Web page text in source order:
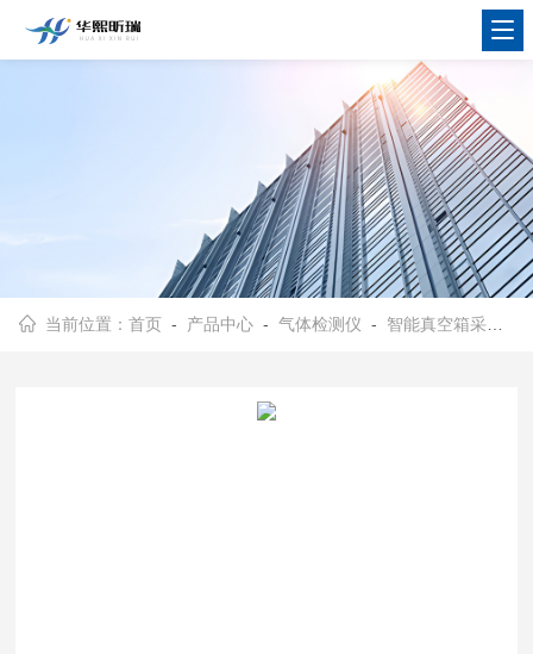
当前位置：首页 - 产品中心 -气体检测仪 - 智能真空箱采样器